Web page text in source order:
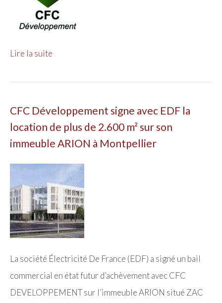
Lire la suite
CFC Développement signe avec EDF la
location de plus de 2.600 m² sur son
immeuble ARION à Montpellier
La société Électricité De France (EDF) a signé un bail
commercial en état futur d’achèvement avec CFC
DEVELOPPEMENT sur l’immeuble ARION situé ZAC